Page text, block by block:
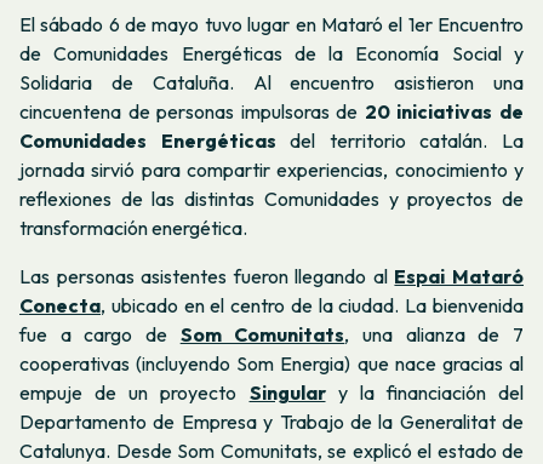
El sábado 6 de mayo tuvo lugar en Mataró el 1er Encuentro
de Comunidades Energéticas de la Economía Social y
Solidaria de Cataluña. Al encuentro asistieron una
cincuentena de personas impulsoras de 20 iniciativas de
Comunidades Energéticas del territorio catalán. La
jornada sirvió para compartir experiencias, conocimiento y
reflexiones de las distintas Comunidades y proyectos de
transformación energética.
Las personas asistentes fueron llegando al Espai Mataró
Conecta, ubicado en el centro de la ciudad. La bienvenida
fue a cargo de Som Comunitats, una alianza de 7
cooperativas (incluyendo Som Energia) que nace gracias al
empuje de un proyecto Singulary la financiación del
Departamento de Empresa y Trabajo de la Generalitat de
Catalunya. Desde Som Comunitats, se explicó el estado de